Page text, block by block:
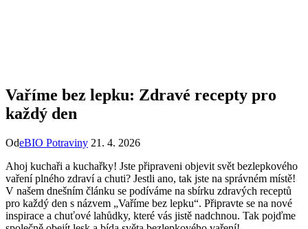
Vaříme bez lepku: Zdravé recepty pro
každý den
OdeBIO Potraviny 21. 4. 2026
Ahoj kuchaři ⁤a kuchařky! ‍Jste připraveni objevit svět bezlepkového
vaření plného zdraví a chuti? Jestli ano, tak jste na​ správném místě!
V našem dnešním článku se podíváme na sbírku zdravých receptů
pro každý den ‍s ⁢názvem „Vaříme bez lepku“. Připravte se na nové
inspirace a chuťové lahůdky, které vás jistě ⁣nadchnou. Tak pojďme